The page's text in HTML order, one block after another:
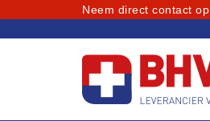
Neem direct contact